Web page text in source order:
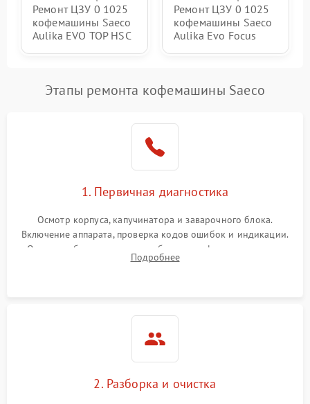
Ремонт ЦЗУ 0 1025
кофемашины Saeco
Aulika EVO TOP HSC
Ремонт ЦЗУ 0 1025
кофемашины Saeco
Aulika Evo Focus
Этапы ремонта кофемашины Saeco
1. Первичная диагностика
Осмотр корпуса, капучинатора и заварочного блока.
Включение аппарата, проверка кодов ошибок и индикации.
Оценка работы помпы, термоблока и кофемолки на слух.
Измерение температуры и давления воды для выявления
Подробнее
2. Разборка и очистка